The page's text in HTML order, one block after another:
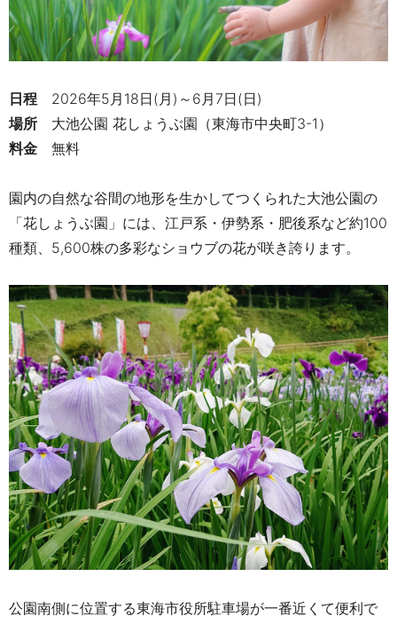
日程 2026年5月18日(月)～6月7日(日)
場所 大池公園 花しょうぶ園（東海市中央町3-1）
料金
無料
園内の自然な谷間の地形を生かしてつくられた大池公園の
「花しょうぶ園」には、 江戸系・伊勢系・肥後系など約100
種類、5,600株の多彩なショウブの花が咲き誇ります。
公園南側に位置する東海市役所駐車場が一番近くて便利で